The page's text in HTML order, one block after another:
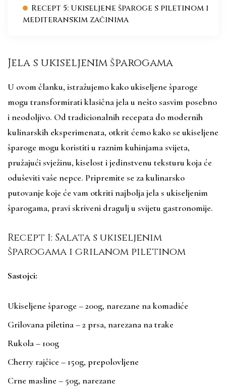
Recept 5: Ukiseljene šparoge s piletinom i
mediteranskim začinima
Jela s ukiseljenim šparogama
U ovom članku, istražujemo kako ukiseljene šparoge
mogu transformirati klasična jela u nešto sasvim posebno
i neodoljivo. Od tradicionalnih recepata do modernih
kulinarskih eksperimenata, otkrit ćemo kako se ukiseljene
šparoge mogu koristiti u raznim kuhinjama svijeta,
pružajući svježinu, kiselost i jedinstvenu teksturu koja će
oduševiti vaše nepce. Pripremite se za kulinarsko
putovanje koje će vam otkriti najbolja jela s ukiseljenim
šparogama, pravi skriveni dragulj u svijetu gastronomije.
Recept 1: Salata s ukiseljenim
šparogama i grilanom piletinom
Sastojci:
Ukiseljene šparoge – 200g, narezane na komadiće
Grilovana piletina – 2 prsa, narezana na trake
Rukola – 100g
Cherry rajčice – 150g, prepolovljene
Crne masline – 50g, narezane